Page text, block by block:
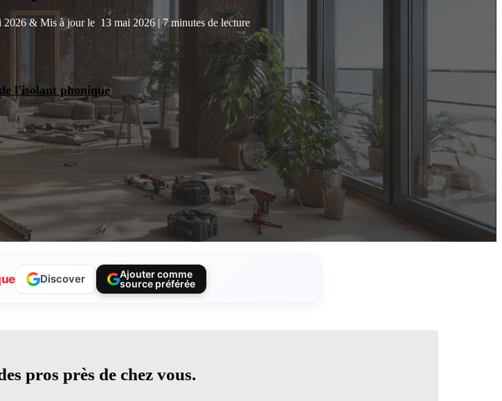
2026& Mis à jour le 13 mai 2026 | 7 minutes de lecture
l'isolant phonique
Discover
Ajouter comme
source préférée
pros près de chez vous.